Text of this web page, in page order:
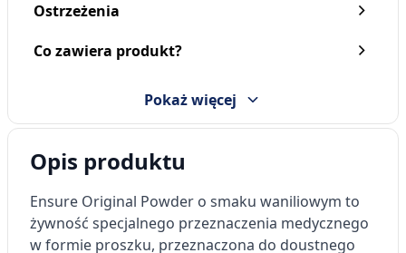
Ostrzeżenia
Co zawiera produkt?
Pokaż więcej
Opis produktu
Ensure Original Powder o smaku waniliowym to
żywność specjalnego przeznaczenia medycznego
w formie proszku, przeznaczona do doustnego